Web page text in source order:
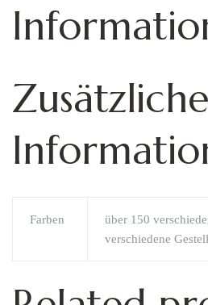
Zusätzliche
Farben
über 150
verschiedene